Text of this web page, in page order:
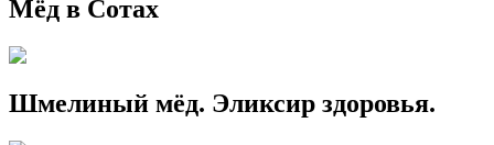
Мёд в Сотах
Шмелиный мёд. Эликсир здоровья.